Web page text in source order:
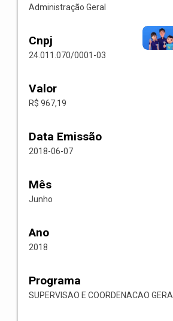
Administração Geral
Cnpj
24.011.070/0001-03
Valor
R$ 967,19
Data Emissão
2018-06-07
Mês
Junho
Ano
2018
Programa
SUPERVISAO E COORDENACAO GERAL